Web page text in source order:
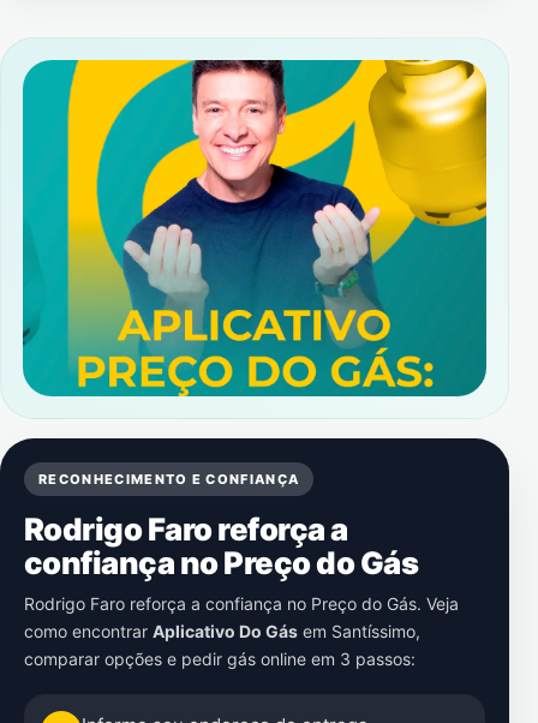
RECONHECIMENTO E CONFIANÇA
Rodrigo Faro reforça a
confiança no Preço do Gás
Rodrigo Faro reforça a confiança no Preço do Gás. Veja
como encontrar Aplicativo Do Gás em Santíssimo,
comparar opções e pedir gás online em 3 passos: